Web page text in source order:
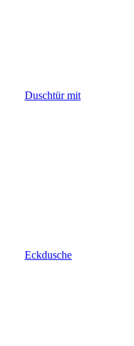
Duschtür mit
Eckdusche